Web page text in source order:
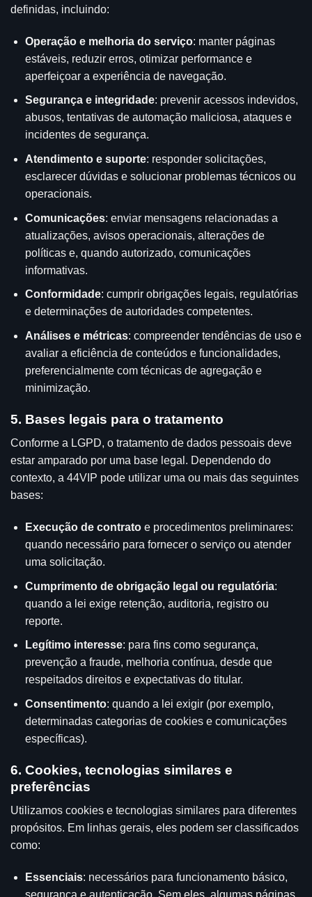
definidas, incluindo:
Operação e melhoria do serviço: manter páginas
estáveis, reduzir erros, otimizar performance e
aperfeiçoar a experiência de navegação.
Segurança e integridade: prevenir acessos indevidos,
abusos, tentativas de automação maliciosa, ataques e
incidentes de segurança.
Atendimento e suporte: responder solicitações,
esclarecer dúvidas e solucionar problemas técnicos ou
operacionais.
Comunicações: enviar mensagens relacionadas a
atualizações, avisos operacionais, alterações de
políticas e, quando autorizado, comunicações
informativas.
Conformidade: cumprir obrigações legais, regulatórias
e determinações de autoridades competentes.
Análises e métricas: compreender tendências de uso e
avaliar a eficiência de conteúdos e funcionalidades,
preferencialmente com técnicas de agregação e
minimização.
5. Bases legais para o tratamento
Conforme a LGPD, o tratamento de dados pessoais deve
estar amparado por uma base legal. Dependendo do
contexto, a 44VIP pode utilizar uma ou mais das seguintes
bases:
Execução de contratoe procedimentos preliminares:
quando necessário para fornecer o serviço ou atender
uma solicitação.
Cumprimento de obrigação legal ou regulatória:
quando a lei exige retenção, auditoria, registro ou
reporte.
Legítimo interesse: para fins como segurança,
prevenção a fraude, melhoria contínua, desde que
respeitados direitos e expectativas do titular.
Consentimento: quando a lei exigir (por exemplo,
determinadas categorias de cookies e comunicações
específicas).
6. Cookies, tecnologias similares e
preferências
Utilizamos cookies e tecnologias similares para diferentes
propósitos. Em linhas gerais, eles podem ser classificados
como:
Essenciais: necessários para funcionamento básico,
segurança e autenticação. Sem eles, algumas páginas